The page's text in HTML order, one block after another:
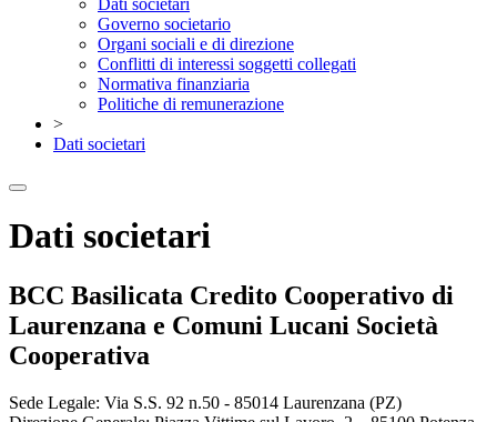
Dati societari
Governo societario
Organi sociali e di direzione
Conflitti di interessi soggetti collegati
Normativa finanziaria
Politiche di remunerazione
>
Dati societari
Dati societari
BCC Basilicata Credito Cooperativo di
Laurenzana e Comuni Lucani Società
Cooperativa
Sede Legale: Via S.S. 92 n.50 - 85014 Laurenzana (PZ)